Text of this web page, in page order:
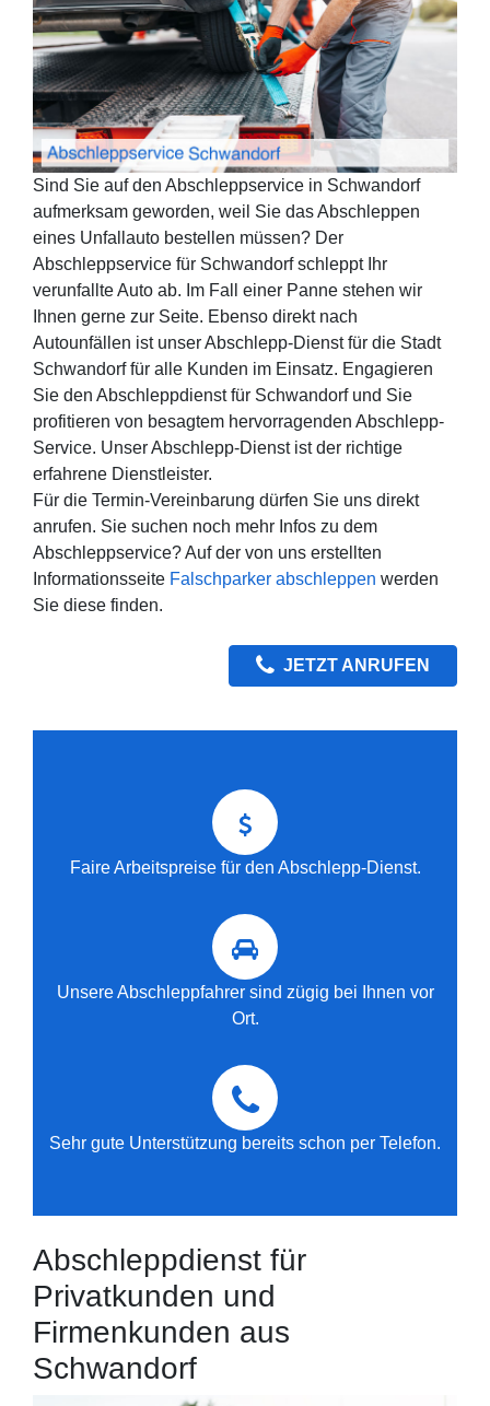
Sind Sie auf den Abschleppservice in Schwandorf
aufmerksam geworden, weil Sie das Abschleppen
eines Unfallauto bestellen müssen? Der
Abschleppservice für Schwandorf schleppt Ihr
verunfallte Auto ab. Im Fall einer Panne stehen wir
Ihnen gerne zur Seite. Ebenso direkt nach
Autounfällen ist unser Abschlepp-Dienst für die Stadt
Schwandorf für alle Kunden im Einsatz. Engagieren
Sie den Abschleppdienst für Schwandorf und Sie
profitieren von besagtem hervorragenden Abschlepp-
Service. Unser Abschlepp-Dienst ist der richtige
erfahrene Dienstleister.
Für die Termin-Vereinbarung dürfen Sie uns direkt
anrufen. Sie suchen noch mehr Infos zu dem
Abschleppservice? Auf der von uns erstellten
Informationsseite Falschparker abschleppen werden
Sie diese finden.
JETZT ANRUFEN
Faire Arbeitspreise für den Abschlepp-Dienst.
Unsere Abschleppfahrer sind zügig bei Ihnen vor
Ort.
Sehr gute Unterstützung bereits schon per Telefon.
Abschleppdienst für
Privatkunden und
Firmenkunden aus
Schwandorf